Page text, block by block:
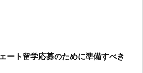
ート留学応募のために準備すべき